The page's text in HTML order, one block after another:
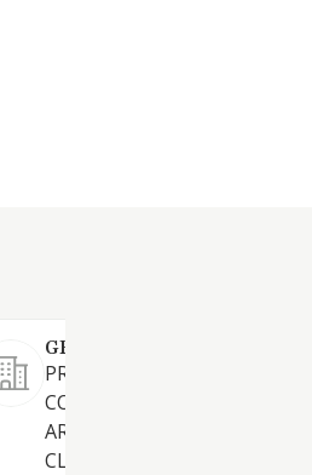
GRUPO REMANSUR 2000 SL
PROMOCION Y
COMPRAVENTA Y
ARRENDAMIENTO DE TODA
CLASE DE FINCAS RUSTICAS